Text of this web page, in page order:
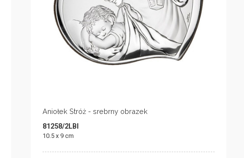
Aniołek Stróż - srebrny obrazek
81258/2LBI
10.5 x 9 cm